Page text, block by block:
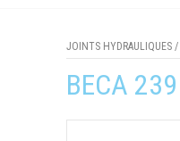
JOINTS HYDRAULIQUES /
BECA 239